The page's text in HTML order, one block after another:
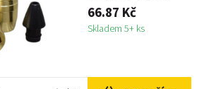
66.87 Kč
Skladem 5+ ks